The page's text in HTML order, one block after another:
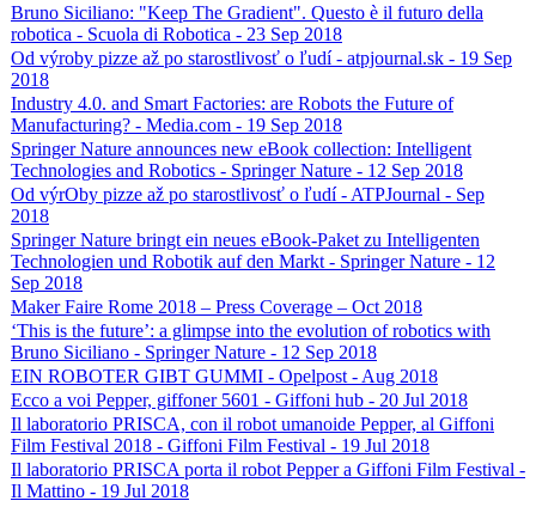
Bruno Siciliano: "Keep The Gradient". Questo è il futuro della
robotica - Scuola di Robotica - 23 Sep 2018
Od výroby pizze až po starostlivosť o ľudí - atpjournal.sk - 19 Sep
2018
Industry 4.0. and Smart Factories: are Robots the Future of
Manufacturing? - Media.com - 19 Sep 2018
Springer Nature announces new eBook collection: Intelligent
Technologies and Robotics - Springer Nature - 12 Sep 2018
Od výrOby pizze až po starostlivosť o ľudí - ATPJournal - Sep
2018
Springer Nature bringt ein neues eBook-Paket zu Intelligenten
Technologien und Robotik auf den Markt - Springer Nature - 12
Sep 2018
Maker Faire Rome 2018 – Press Coverage – Oct 2018
‘This is the future’: a glimpse into the evolution of robotics with
Bruno Siciliano - Springer Nature - 12 Sep 2018
EIN ROBOTER GIBT GUMMI - Opelpost - Aug 2018
Ecco a voi Pepper, giffoner 5601 - Giffoni hub - 20 Jul 2018
Il laboratorio PRISCA, con il robot umanoide Pepper, al Giffoni
Film Festival 2018 - Giffoni Film Festival - 19 Jul 2018
Il laboratorio PRISCA porta il robot Pepper a Giffoni Film Festival -
Il Mattino - 19 Jul 2018